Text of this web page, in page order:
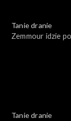
Tanie dranie
Zemmour idzie
Tanie dranie